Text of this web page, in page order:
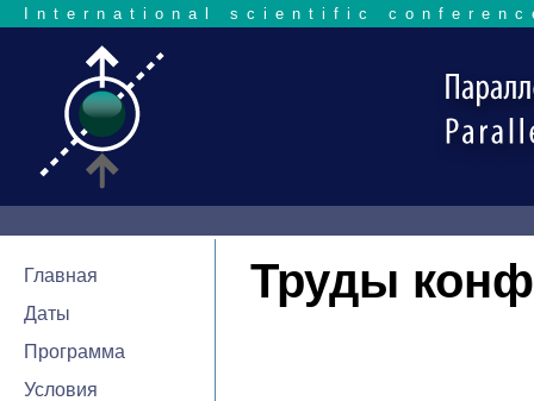
International scientific
Главная
Даты
Программа
Условия
Труды